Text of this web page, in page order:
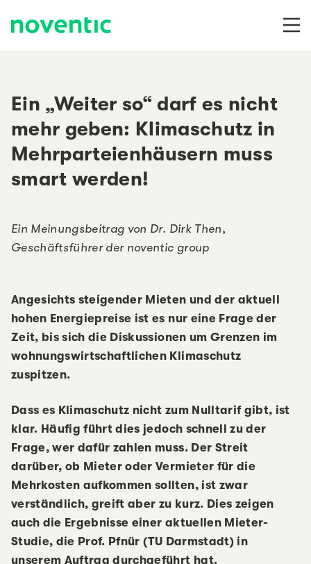
Ein „Weiter so“ darf es nicht
mehr geben: Klimaschutz in
Mehrparteienhäusern muss
smart werden!
Ein Meinungsbeitrag von Dr. Dirk Then,
Geschäftsführer der noventic group
Angesichts steigender Mieten und der aktuell
hohen Energiepreise ist es nur eine Frage der
Zeit, bis sich die Diskussionen um Grenzen im
wohnungswirtschaftlichen Klimaschutz
zuspitzen.
Dass es Klimaschutz nicht zum Nulltarif gibt, ist
klar. Häufig führt dies jedoch schnell zu der
Frage, wer dafür zahlen muss. Der Streit
darüber, ob Mieter oder Vermieter für die
Mehrkosten aufkommen sollten, ist zwar
verständlich, greift aber zu kurz. Dies zeigen
auch die Ergebnisse einer aktuellen Mieter-
Studie, die Prof. Pfnür (TU Darmstadt) in
unserem Auftrag durchgeführt hat.